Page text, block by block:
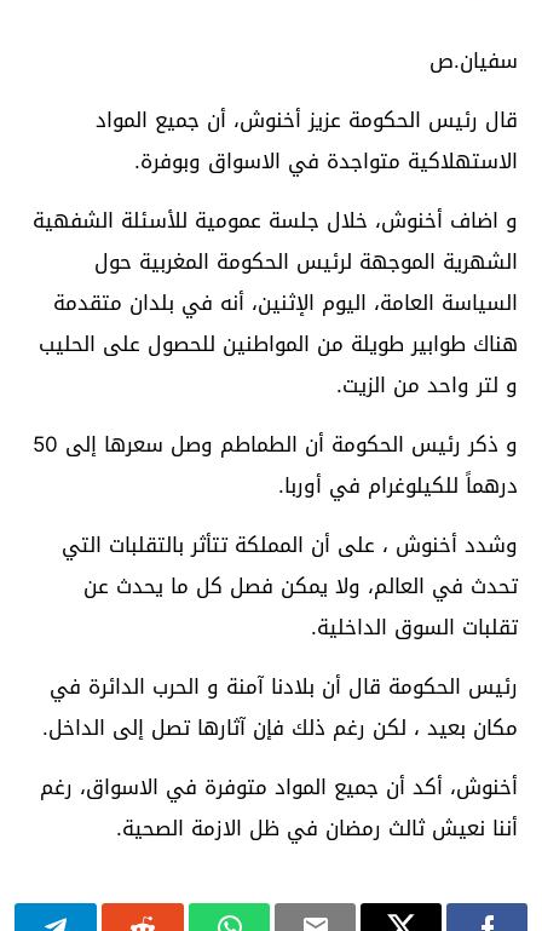
سفيان.ص
قال رئيس الحكومة عزيز أخنوش، أن جميع المواد
الاستهلاكية متواجدة في الاسواق وبوفرة.
و اضاف أخنوش، خلال جلسة عمومية للأسئلة الشفهية
الشهرية الموجهة لرئيس الحكومة المغربية حول
السياسة العامة، اليوم الإثنين، أنه في بلدان متقدمة
هناك طوابير طويلة من المواطنين للحصول على الحليب
و لتر واحد من الزيت.
و ذكر رئيس الحكومة أن الطماطم وصل سعرها إلى 50
درهماً للكيلوغرام في أوربا.
وشدد أخنوش ، على أن المملكة تتأثر بالتقلبات التي
تحدث في العالم، ولا يمكن فصل كل ما يحدث عن
تقلبات السوق الداخلية.
رئيس الحكومة قال أن بلادنا آمنة و الحرب الدائرة في
مكان بعيد ، لكن رغم ذلك فإن آثارها تصل إلى الداخل.
أخنوش، أكد أن جميع المواد متوفرة في الاسواق، رغم
أننا نعيش ثالث رمضان في ظل الازمة الصحية.